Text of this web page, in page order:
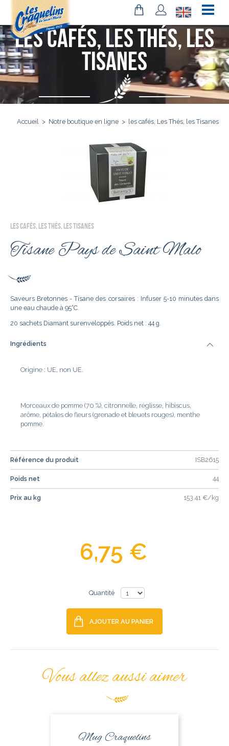
les cafés, Les Thés, les
Tisanes
Accueil > Notre boutique en ligne > les cafés, Les Thés, les Tisanes
LES CAFÉS, LES THÉS, LES TISANES
Tisane Pays de Saint Malo
Saveurs Bretonnes - Tisane des corsaires : Infuser 5-10 minutes dans
une eau chaude à 95°C.
20 sachets Diamant surenveloppés. Poids net : 44 g.
Ingrédients
Origine : UE, non UE.
Morceaux de pomme (70 %), citronnelle, réglisse, hibiscus,
arôme, pétales de fleurs (grenade et bleuets rouges), menthe
pomme.
Référence du produit ISB2615
Poids net 44
Prix au kg 153.41 €/kg
6,75 €
Quantité
AJOUTER AU PANIER
Vous allez aussi aimer
Mug Craquelins